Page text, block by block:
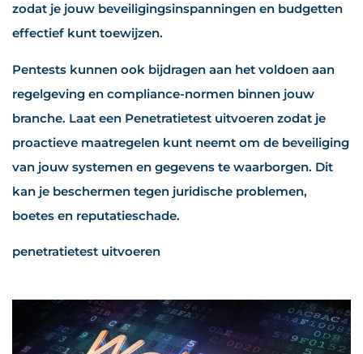
zodat je jouw beveiligingsinspanningen en budgetten
effectief kunt toewijzen.
Pentests kunnen ook bijdragen aan het voldoen aan
regelgeving en compliance-normen binnen jouw
branche. Laat een Penetratietest uitvoeren zodat je
proactieve maatregelen kunt neemt om de beveiliging
van jouw systemen en gegevens te waarborgen. Dit
kan je beschermen tegen juridische problemen,
boetes en reputatieschade.
penetratietest uitvoeren